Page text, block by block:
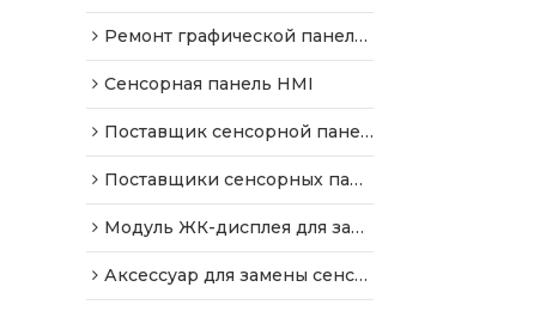
Ремонт графической панели оператора
Сенсорная панель HMI
Поставщик сенсорной панели
Поставщики сенсорных панелей
Модуль ЖК-дисплея для замены панели HMI
Аксессуар для замены сенсорного экрана